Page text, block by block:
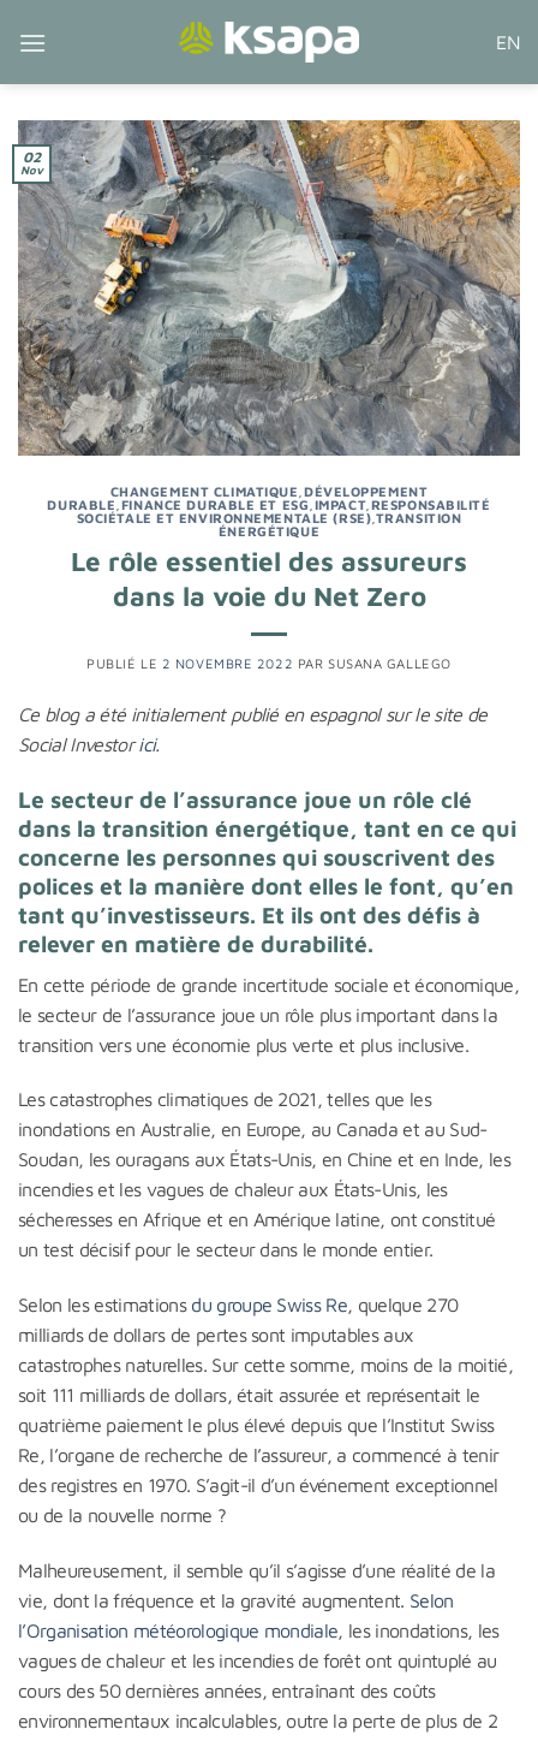
EN
02
Nov
CHANGEMENT CLIMATIQUE ,DÉVELOPPEMENT
DURABLE FINANCE DURABLE ET ESG IMPACT, RESPONSABILITÉ
SOCIÉTALE ET ENVIRONNEMENTALE (RSE) TRANSITION
ÉNERGÉTIQUE
Le rôle essentiel des assureurs
dans la voie du Net Zero
PUBLIÉ LE 2 NOVEMBRE 2022 PAR SUSANA GALLEGO
Ce blog a été initialement publié en espagnol sur le site de
Social Investorici.
Le secteur de l’assurance joue un rôle clé
dans la transition énergétique, tant en ce qui
concerne les personnes qui souscrivent des
polices et la manière dont elles le font, qu’en
tant qu’investisseurs. Et ils ont des défis à
relever en matière de durabilité.
En cette période de grande incertitude sociale et économique,
le secteur de l’assurance joue un rôle plus important dans la
transition vers une économie plus verte et plus inclusive.
Les catastrophes climatiques de 2021, telles que les
inondations en Australie, en Europe, au Canada et au Sud-
Soudan, les ouragans aux États-Unis, en Chine et en Inde, les
incendies et les vagues de chaleur aux États-Unis, les
sécheresses en Afrique et en Amérique latine, ont constitué
un test décisif pour le secteur dans le monde entier.
Selon les estimations du groupe Swiss Re, quelque 270
milliards de dollars de pertes sont imputables aux
catastrophes naturelles. Sur cette somme, moins de la moitié,
soit 111 milliards de dollars, était assurée et représentait le
quatrième paiement le plus élevé depuis que l’Institut Swiss
Re, l’organe de recherche de l’assureur, a commencé à tenir
des registres en 1970. S’agit-il d’un événement exceptionnel
ou de la nouvelle norme ?
Malheureusement, il semble qu’il s’agisse d’une réalité de la
vie, dont la fréquence et la gravité augmentent. Selon
l’Organisation météorologique mondiale, les inondations, les
vagues de chaleur et les incendies de forêt ont quintuplé au
cours des 50 dernières années, entraînant des coûts
environnementaux incalculables, outre la perte de plus de 2